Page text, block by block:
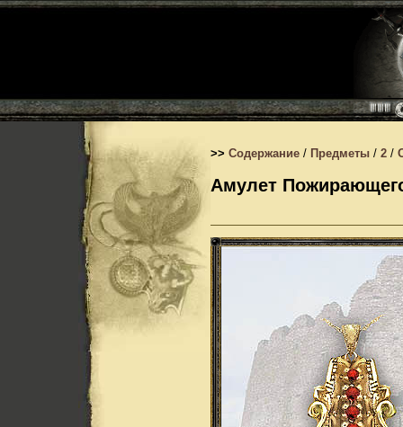
>> Содержание / Предметы / 2 /
Амулет